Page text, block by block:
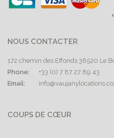
NOUS CONTACTER
172 chemin des Effonds 38520 Le
Phone:
+33 (0) 7 87 27 89 43
Email:
COUPS DE CŒUR